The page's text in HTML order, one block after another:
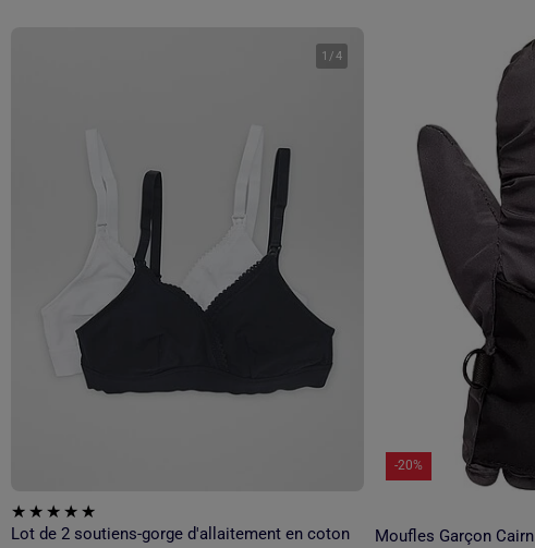
1 /4
Lot de 2 soutiens-gorge d'allaitement en coton
-20%
Moufles Garçon Cairn